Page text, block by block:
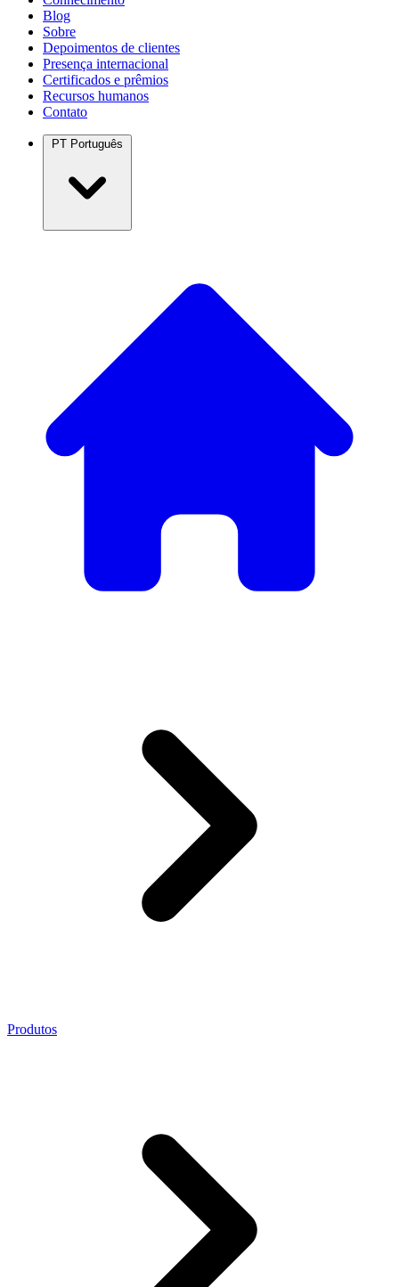
Blog
Sobre
Depoimentos de clientes
Presença internacional
Certificados e prêmios
Recursos humanos
Contato
PT Português
Produtos